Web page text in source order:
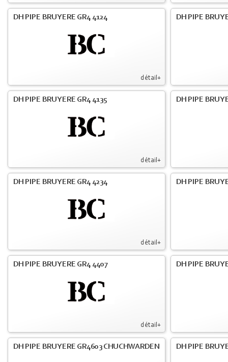
détail+
DH PIPE BRUYERE GR4 4124 DH PIPE
détail+
DH PIPE BRUYERE GR4 4135 DH PIPE
détail+
DH PIPE BRUYERE GR4 4234 DH PIPE
détail+
DH PIPE BRUYERE GR4 4407 DH PIPE
DH PIPE BRUYERE GR4603 CHUCHWARDEN DH PIPE